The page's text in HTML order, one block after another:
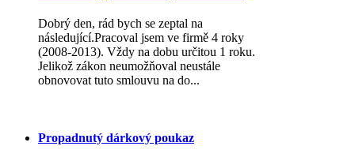
Dobrý den, rád bych se zeptal na
následující.Pracoval jsem ve firmě 4 roky
(2008-2013). Vždy na dobu určitou 1 roku.
Jelikož zákon neumožňoval neustále
obnovovat tuto smlouvu na do...
Propadnutý dárkový poukaz